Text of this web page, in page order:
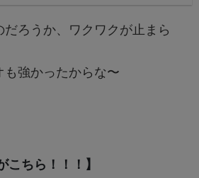
ろうか、ワクワクが止まら
も強かったからな〜
こちら！！！】